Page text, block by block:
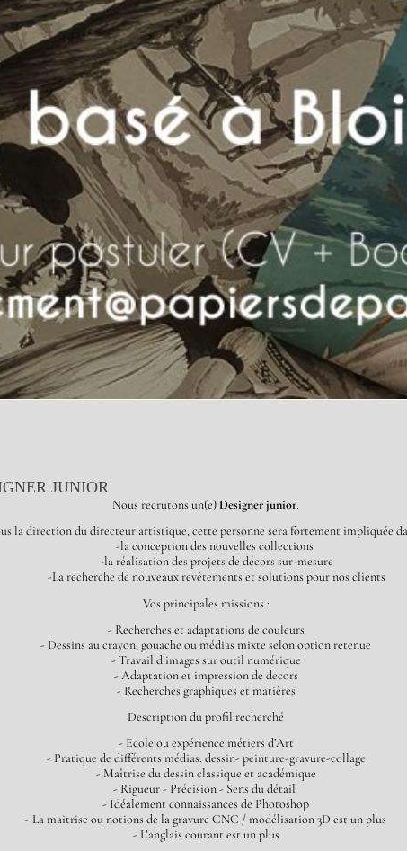
JUNIOR
Nous recrutons un(e)Designer junior.
la direction du directeur artistique, cette personne sera fortement impliquée
-la conception des nouvelles collections
-la réalisation des projets de décors sur-mesure
-La recherche de nouveaux revêtements et solutions pour nos clients
Vos principales missions :
- Recherches et adaptations de couleurs
- Dessins au crayon, gouache ou médias mixte selon option retenue
- Travail d’images sur outil numérique
- Adaptation et impression de decors
- Recherches graphiques et matières
Description du profil recherché
- Ecole ou expérience métiers d’Art
- Pratique de différents médias: dessin- peinture-gravure-collage
- Maîtrise du dessin classique et académique
- Rigueur - Précision - Sens du détail
- Idéalement connaissances de Photoshop
- La maitrise ou notions de la gravure CNC / modélisation 3D est un plus
- L’anglais courant est un plus